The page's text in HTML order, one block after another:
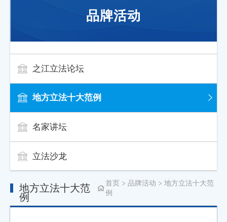
品牌活动
之江立法论坛
地方立法十大范例
名家讲坛
立法沙龙
地方立法十大范
例
首页 品牌活动
地方立法十大范
例